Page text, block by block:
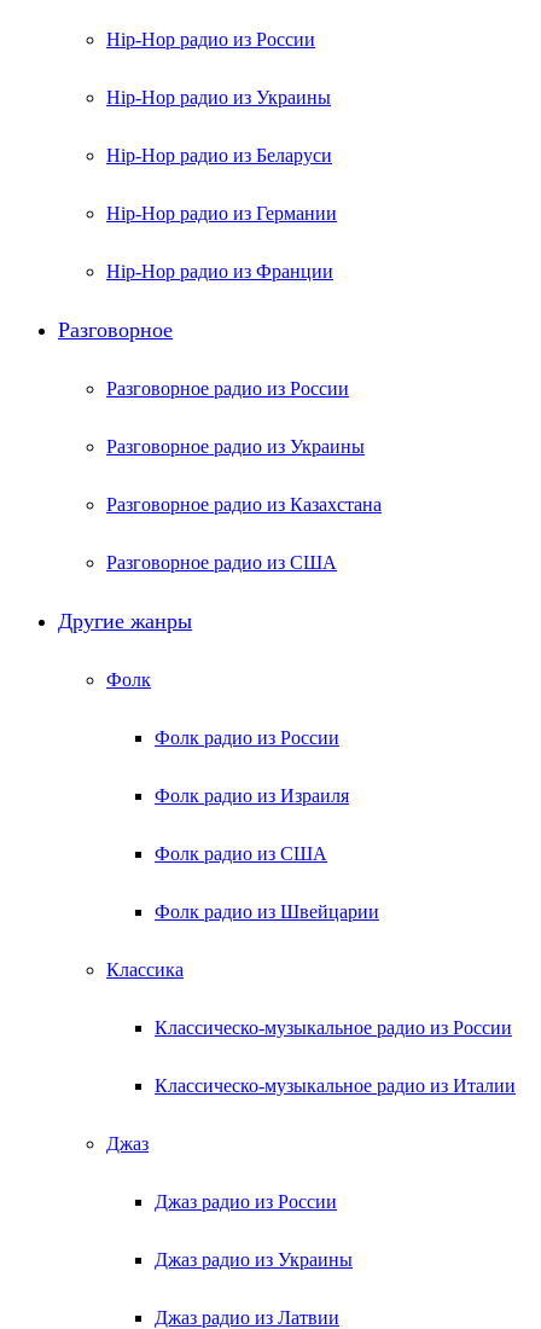
Hip-Hop радио из России
Hip-Hop радио из Украины
Hip-Hop радио из Беларуси
Hip-Hop радио из Германии
Hip-Hop радио из Франции
Разговорное
Разговорное радио из России
Разговорное радио из Украины
Разговорное радио из Казахстана
Разговорное радио из США
Другие жанры
Фолк
Фолк радио из России
Фолк радио из Израиля
Фолк радио из США
Фолк радио из Швейцарии
Классика
Классическо-музыкальное радио из России
Классическо-музыкальное радио из Италии
Джаз
Джаз радио из России
Джаз радио из Украины
Джаз радио из Латвии